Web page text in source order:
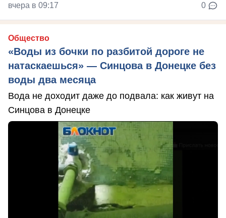
вчера в 09:17 0
Общество
«Воды из бочки по разбитой дороге не
натаскаешься» — Синцова в Донецке без
воды два месяца
Вода не доходит даже до подвала: как живут на
Синцова в Донецке